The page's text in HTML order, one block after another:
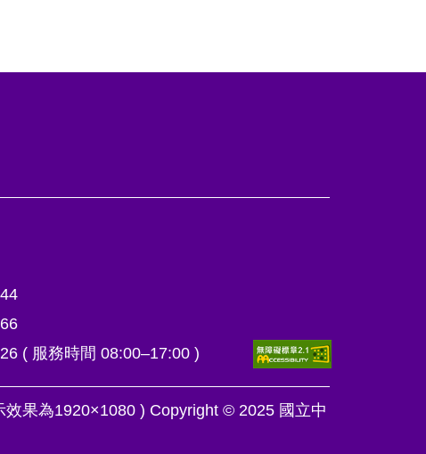
( 服務時間 08:00–17:00 )
果為1920×1080 ) Copyright © 2025 國立中